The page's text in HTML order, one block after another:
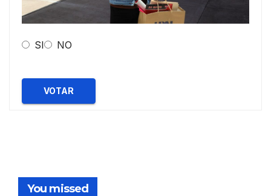
SI NO
VOTAR
You missed